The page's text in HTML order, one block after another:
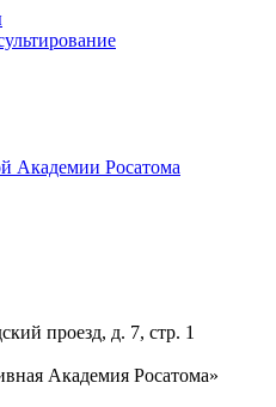
Академии Росатома
проезд, д. 7, стр. 1
Академия Росатома»